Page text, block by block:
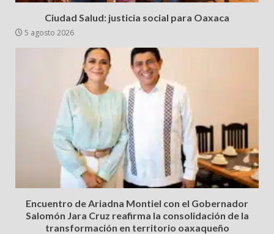
Ciudad Salud: justicia social para Oaxaca
5 agosto 2026
Encuentro de Ariadna Montiel con el Gobernador
Salomón Jara Cruz reafirma la consolidación de la
transformación en territorio oaxaqueño